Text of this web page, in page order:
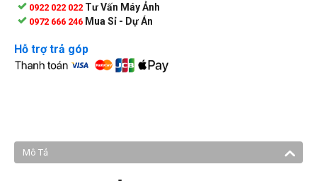
0922 022 022 Tư Vấn Máy Ảnh
0972 666 246 Mua Sỉ - Dự Án
Hỗ trợ trả góp
Mô Tả